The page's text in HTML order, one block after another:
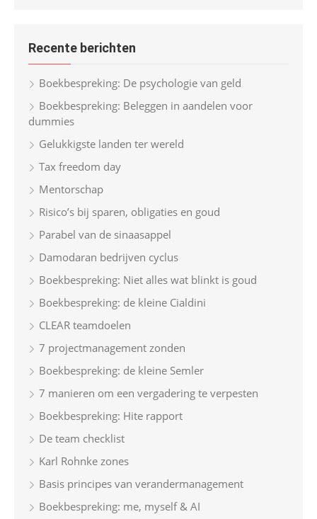
c
f
o
r
:
Recente berichten
Boekbespreking: De psychologie van geld
Boekbespreking: Beleggen in aandelen voor
dummies
Gelukkigste landen ter wereld
Tax freedom day
Mentorschap
Risico’s bij sparen, obligaties en goud
Parabel van de sinaasappel
Damodaran bedrijven cyclus
Boekbespreking: Niet alles wat blinkt is goud
Boekbespreking: de kleine Cialdini
CLEAR teamdoelen
7 projectmanagement zonden
Boekbespreking: de kleine Semler
7 manieren om een vergadering te verpesten
Boekbespreking: Hite rapport
De team checklist
Karl Rohnke zones
Basis principes van verandermanagement
Boekbespreking: me, myself & AI